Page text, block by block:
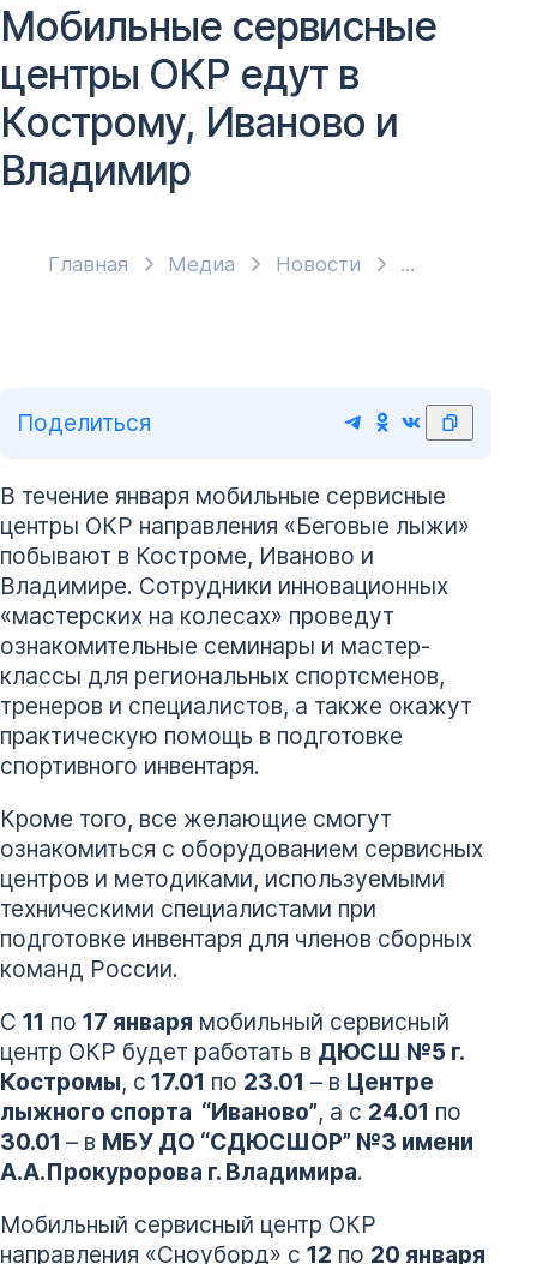
Главная Медиа Новости
Мобильные сервисные
центры ОКР едут в
Кострому, Иваново и
Владимир
Поделиться
В течение января мобильные сервисные
центры ОКР направления «Беговые лыжи»
побывают в Костроме, Иваново и
Владимире. Сотрудники инновационных
«мастерских на колесах» проведут
ознакомительные семинары и мастер-
классы для региональных спортсменов,
тренеров и специалистов, а также окажут
практическую помощь в подготовке
спортивного инвентаря.
Кроме того, все желающие смогут
ознакомиться с оборудованием сервисных
центров и методиками, используемыми
техническими специалистами при
подготовке инвентаря для членов сборных
команд России.
С 11 по 17 января мобильный сервисный
центр ОКР будет работать в ДЮСШ №5 г.
Костромы, с 17.01 по 23.01 – в Центре
лыжного спорта “Иваново”, а с 24.01 по
30.01 – в МБУ ДО “СДЮСШОР” №3 имени
А.А.Прокуророва г. Владимира.
Мобильный сервисный центр ОКР
направления «Сноуборд» с 12 по 20 января